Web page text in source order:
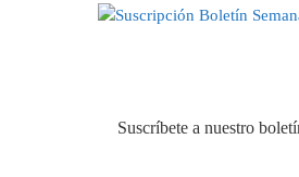
Suscríbete a nuestro